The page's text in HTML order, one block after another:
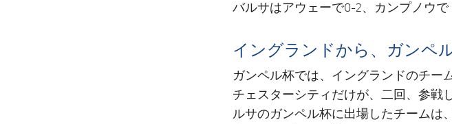
バルサはアウェーで0-2、カンプノウで
イングランドから、ガンペ
ガンペル杯では、イングランドのチー
チェスターシティだけが、二回、参戦
ルサのガンペル杯に出場したチームは